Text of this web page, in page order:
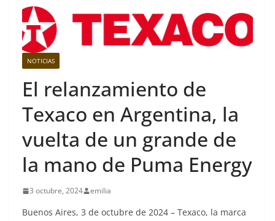
NOTICIAS
El relanzamiento de
Texaco en Argentina, la
vuelta de un grande de
la mano de Puma Energy
3 octubre, 2024 emilia
Buenos Aires, 3 de octubre de 2024 – Texaco, la marca